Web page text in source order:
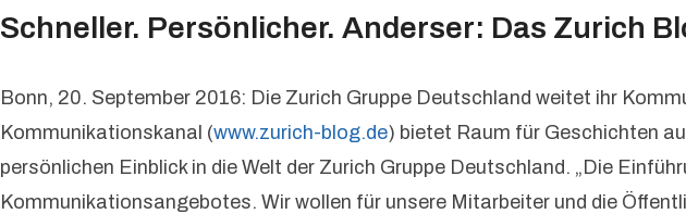
Schneller. Persönlicher. Anderser: Das Zurich
Bonn, 20. September 2016: Die Zurich Gruppe Deutschland weitet ihr
Kommunikationskanal (www.zurich-blog.de) bietet Raum für Geschichten
persönlichen Einblick in die Welt der Zurich Gruppe Deutschland. „Die
Kommunikationsangebotes. Wir wollen für unsere Mitarbeiter und die